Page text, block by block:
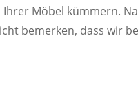
Möbel kümmern.
bemerken, dass wir